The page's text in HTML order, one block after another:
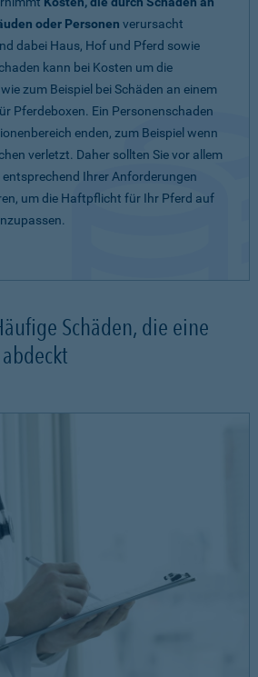
oder Personen verursacht
dabei Haus, Hof und Pferd sowie
kann bei Kosten um die
zum Beispiel bei Schäden an einem
Pferdeboxen. Ein Personenschaden
enden, zum Beispiel wenn
verletzt. Daher sollten Sie vor allem
entsprechend Ihrer Anforderungen
um die Haftpflicht für Ihr Pferd auf
Schäden, die eine